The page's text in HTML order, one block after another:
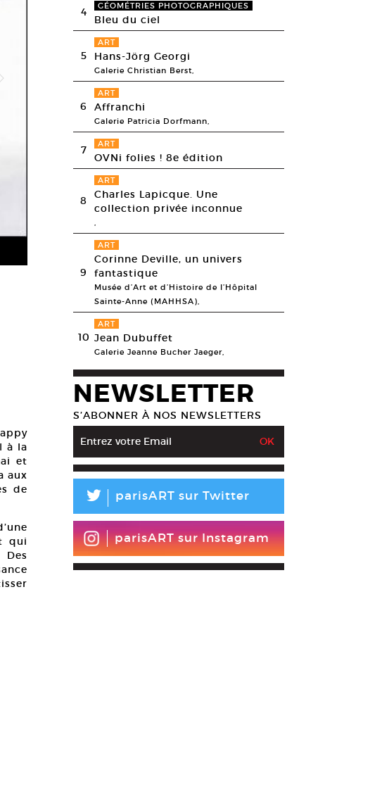
Happy Art Collectors, vue aérienne de l’Exposition universelle de Shanghai,
Courtesy Happy Art Collectors © Happy Art Collectors
à la
et
aux
de
qui
4 GÉOMÉTRIES PHOTOGRAPHIQUES
Bleu du ciel
5
ART
Hans-Jörg Georgi
Galerie Christian Berst,
6
ART
Affranchi
Galerie Patricia Dorfmann,
7 ART
OVNi folies ! 8e édition
8
ART
Charles Lapicque. Une
collection privée inconnue
,
9
ART
Corinne Deville, un univers
fantastique
Musée d’Art et d’Histoire de l’Hôpital
Sainte-Anne (MAHHSA),
10
ART
Jean Dubuffet
Galerie Jeanne Bucher Jaeger,
NEWSLETTER
S’ABONNER À NOS NEWSLETTERS
L parisART sur Twitter
parisART sur Instagram